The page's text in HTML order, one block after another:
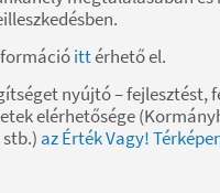
ittérhető el.
nyújtó – fejlesztést,
elérhetősége
az Érték Vagy!